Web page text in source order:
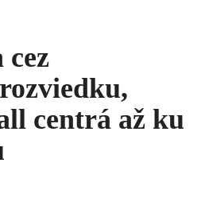
cez
centrá až ku